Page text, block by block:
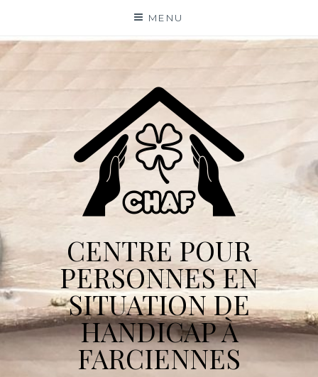
content
MENU
CENTRE POUR
PERSONNES EN
SITUATION DE
HANDICAP À
FARCIENNES